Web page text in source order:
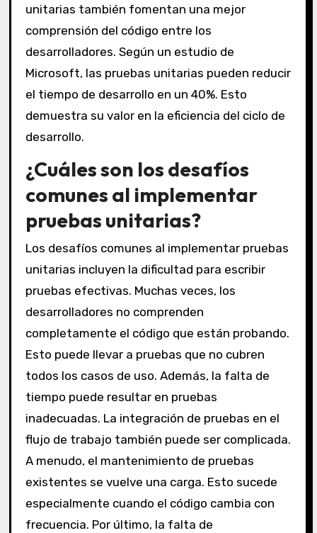
unitarias también fomentan una mejor
comprensión del código entre los
desarrolladores. Según un estudio de
Microsoft, las pruebas unitarias pueden reducir
el tiempo de desarrollo en un 40%. Esto
demuestra su valor en la eficiencia del ciclo de
desarrollo.
¿Cuáles son los desafíos
comunes al implementar
pruebas unitarias?
Los desafíos comunes al implementar pruebas
unitarias incluyen la dificultad para escribir
pruebas efectivas. Muchas veces, los
desarrolladores no comprenden
completamente el código que están probando.
Esto puede llevar a pruebas que no cubren
todos los casos de uso. Además, la falta de
tiempo puede resultar en pruebas
inadecuadas. La integración de pruebas en el
flujo de trabajo también puede ser complicada.
A menudo, el mantenimiento de pruebas
existentes se vuelve una carga. Esto sucede
especialmente cuando el código cambia con
frecuencia. Por último, la falta de